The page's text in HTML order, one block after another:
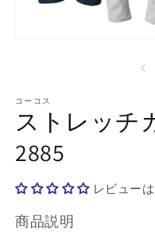
で
メ
デ
ィ
ア
を
く
コーコス
ストレッチ
2885
レビュー
商品説明